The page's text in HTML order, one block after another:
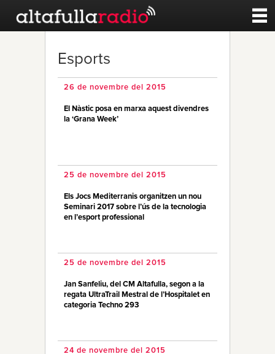
Esports
26 de novembre del 2015
El Nàstic posa en marxa aquest divendres
la ‘Grana Week’
25 de novembre del 2015
Els Jocs Mediterranis organitzen un nou
Seminari 2017 sobre l’ús de la tecnologia
en l’esport professional
25 de novembre del 2015
Jan Sanfeliu, del CM Altafulla, segon a la
regata UltraTrail Mestral de l’Hospitalet en
categoria Techno 293
24 de novembre del 2015